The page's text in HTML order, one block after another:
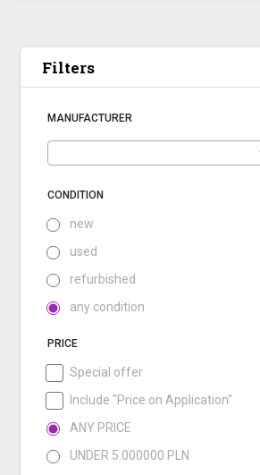
Filters
MANUFACTURER
CONDITION
new
used
refurbished
any condition
PRICE
Special offer
Include "Price on Application"
ANY PRICE
UNDER 5.000000 PLN